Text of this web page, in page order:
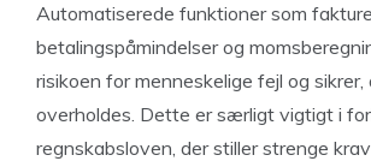
Automatiserede funktioner som
betalingspåmindelser og
risikoen for menneskelige fejl og
overholdes. Dette er særligt vigtigt i
regnskabsloven, der stiller strenge